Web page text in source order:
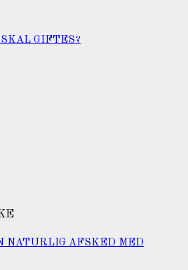
GIFTES?
NATURLIG AFSKED MED